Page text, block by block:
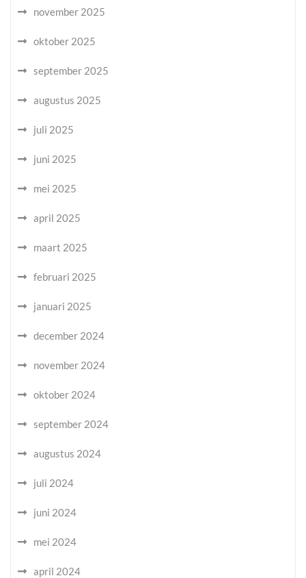
november 2025
oktober 2025
september 2025
augustus 2025
juli 2025
juni 2025
mei 2025
april 2025
maart 2025
februari 2025
januari 2025
december 2024
november 2024
oktober 2024
september 2024
augustus 2024
juli 2024
juni 2024
mei 2024
april 2024